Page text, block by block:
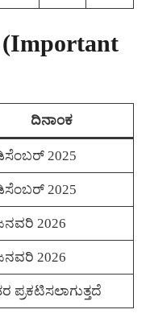
ದಿನಾಂಕ
2025
2025
2026
2026
ಪ್ರಕಟಿಸಲಾಗುತ್ತದೆ